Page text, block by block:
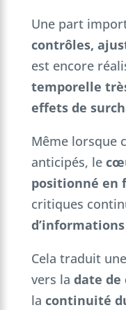
Une part
contrôles,
est encore
temporelle
effets de
Même lorsque
anticipés, le
positionné en
critiques
Cela traduit
vers la date de
la continuité